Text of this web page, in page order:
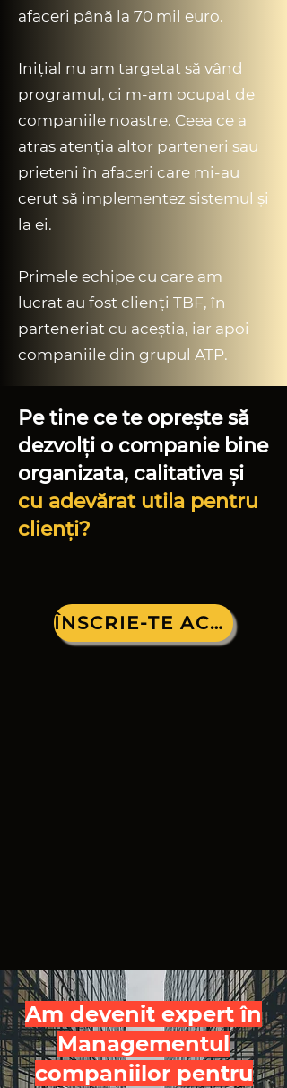
afaceri până la 70 mil euro.
Inițial nu am targetat să vând
programul, ci m-am ocupat de
companiile noastre. Ceea ce a
atras atenția altor parteneri sau
prieteni în afaceri care mi-au
cerut să implementez sistemul și
la ei.
Primele echipe cu care am
lucrat au fost clienți TBF, în
parteneriat cu aceștia, iar apoi
companiile din grupul ATP.
Pe tine ce te oprește să
dezvolți o companie bine
organizata, calitativa și
cu adevărat utila pentru
clienți?
ÎNSCRIE-TE ACUM LA MASTERCLASS!
Am devenit expert în
Managementul
companiilor pentru